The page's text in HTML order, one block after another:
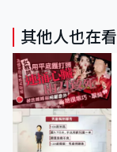
其他人也在看